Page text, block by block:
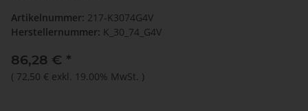
Artikelnummer: 217-K3074G4V
Herstellernummer: K_30_74_G4V
86,28 € *
( 72,50 € exkl. 19.00% MwSt. )